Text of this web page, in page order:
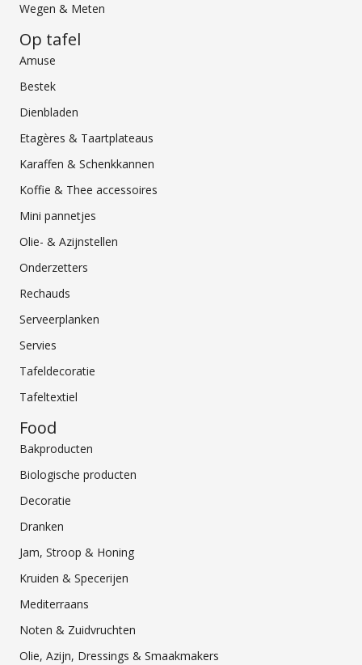
Wegen & Meten
Op tafel
Amuse
Bestek
Dienbladen
Etagères & Taartplateaus
Karaffen & Schenkkannen
Koffie & Thee accessoires
Mini pannetjes
Olie- & Azijnstellen
Onderzetters
Rechauds
Serveerplanken
Servies
Tafeldecoratie
Tafeltextiel
Food
Bakproducten
Biologische producten
Decoratie
Dranken
Jam, Stroop & Honing
Kruiden & Specerijen
Mediterraans
Noten & Zuidvruchten
Olie, Azijn, Dressings & Smaakmakers